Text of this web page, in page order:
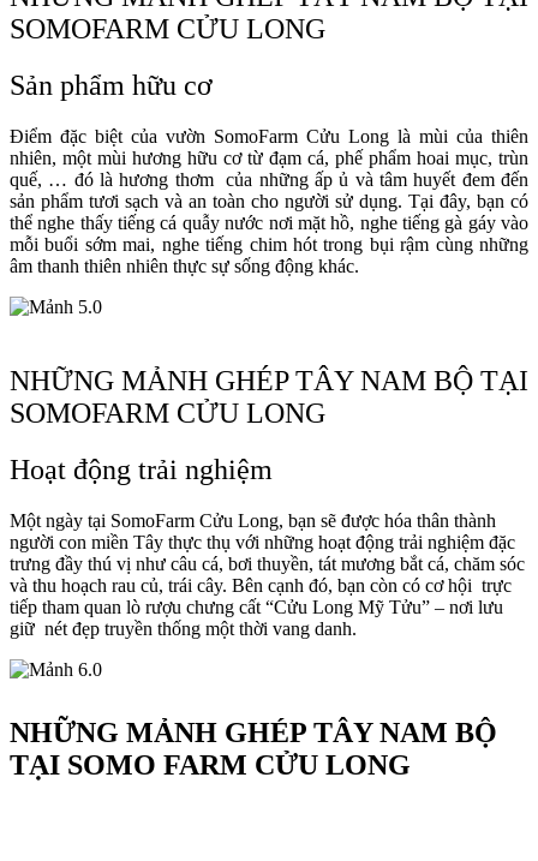
SOMOFARM CỬU LONG
Sản phẩm hữu cơ
Điểm đặc biệt của vườn SomoFarm Cửu Long là mùi của thiên
nhiên, một mùi hương hữu cơ từ đạm cá, phế phẩm hoai mục, trùn
quế, … đó là hương thơm của những ấp ủ và tâm huyết đem đến
sản phẩm tươi sạch và an toàn cho người sử dụng. Tại đây, bạn có
thể nghe thấy tiếng cá quẫy nước nơi mặt hồ, nghe tiếng gà gáy vào
mỗi buổi sớm mai, nghe tiếng chim hót trong bụi rậm cùng những
âm thanh thiên nhiên thực sự sống động khác.
NHỮNG MẢNH GHÉP TÂY NAM BỘ TẠI
SOMOFARM CỬU LONG
Hoạt động trải nghiệm
Một ngày tại SomoFarm Cửu Long, bạn sẽ được hóa thân thành
người con miền Tây thực thụ với những hoạt động trải nghiệm đặc
trưng đầy thú vị như câu cá, bơi thuyền, tát mương bắt cá, chăm sóc
và thu hoạch rau củ, trái cây. Bên cạnh đó, bạn còn có cơ hội trực
tiếp tham quan lò rượu chưng cất “Cửu Long Mỹ Tửu” – nơi lưu
giữ nét đẹp truyền thống một thời vang danh.
NHỮNG MẢNH GHÉP TÂY NAM BỘ
TẠI SOMO FARM CỬU LONG